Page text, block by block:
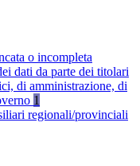
o incompleta
dati da parte dei titolari
di amministrazione, di
1
regionali/provinciali